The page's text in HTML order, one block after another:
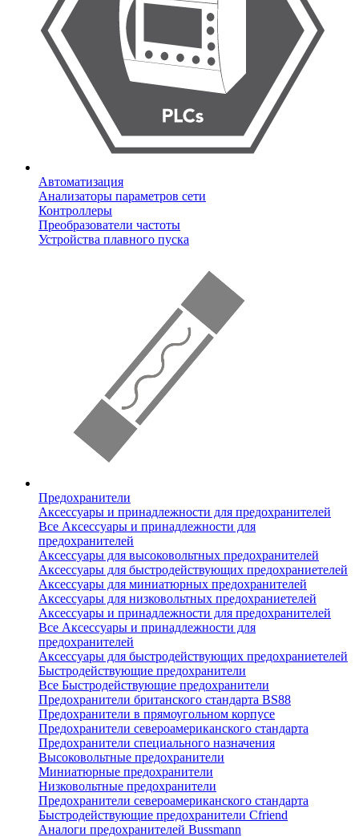
Автоматизация
Анализаторы параметров сети
Контроллеры
Преобразователи частоты
Устройства плавного пуска
Предохранители
Аксессуары и принадлежности для предохранителей
Все Аксессуары и принадлежности для
предохранителей
Аксессуары для высоковольтных предохранителей
Аксессуары для быстродействующих предохраниетелей
Аксессуары для миниатюрных предохранителей
Аксессуары для низковольтных предохраниетелей
Аксессуары и принадлежности для предохранителей
Все Аксессуары и принадлежности для
предохранителей
Аксессуары для быстродействующих предохраниетелей
Быстродействующие предохранители
Все Быстродействующие предохранители
Предохранители британского стандарта BS88
Предохранители в прямоугольном корпусе
Предохранители североамериканского стандарта
Предохранители специального назначения
Высоковольтные предохранители
Миниатюрные предохранители
Низковольтные предохранители
Предохранители североамериканского стандарта
Быстродействующие предохранители Cfriend
Аналоги предохранителей Bussmann